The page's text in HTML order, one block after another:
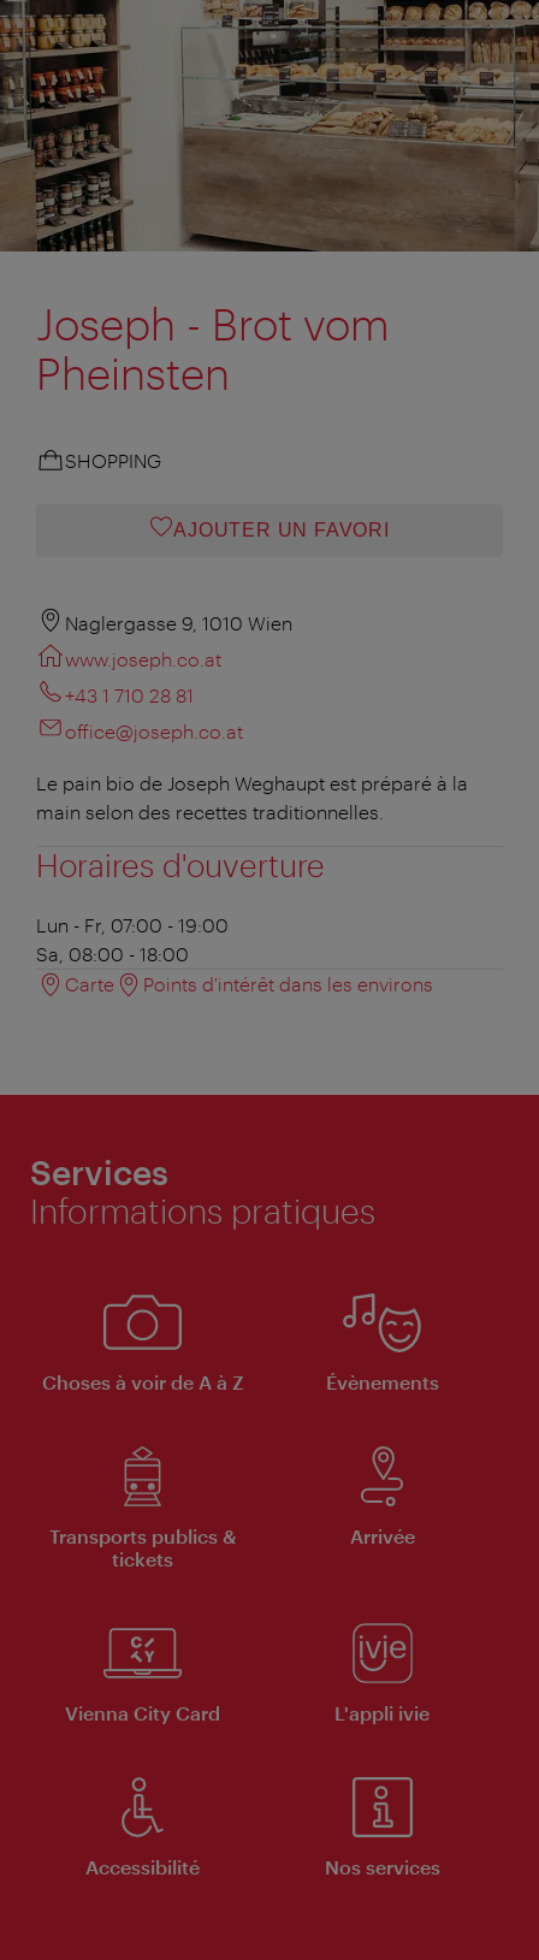
Joseph - Brot vom
Pheinsten
SHOPPING
AJOUTER UN FAVORI
Naglergasse 9, 1010 Wien
www.joseph.co.at
+43 1 710 28 81
office@joseph.co.at
Le pain bio de Joseph Weghaupt est préparé à la
main selon des recettes traditionnelles.
Horaires d'ouverture
Lun - Fr, 07:00 - 19:00
Sa, 08:00 - 18:00
Carte
Points d'intérêt dans les environs
Services
Informations pratiques
Choses à voir de A à Z Évènements
Transports publics &
tickets
Arrivée
Vienna City Card L'appli ivie
Accessibilité Nos services